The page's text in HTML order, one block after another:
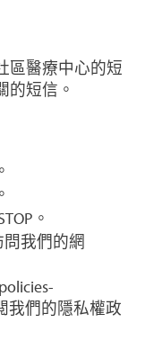
區醫療中心的短
的短信。
。
問我們的網
我們的隱私權政